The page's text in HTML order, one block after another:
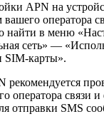
APN на
вашего оператора
найти в меню
сеть» —
карты».
рекомендуется
оператора связи и
отправки SMS